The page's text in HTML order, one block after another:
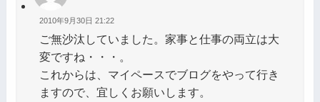
2010年9月30日 21:22
ご無沙汰していました。家事と仕事の両立は大
変ですね・・・。
これからは、マイペースでブログをやって行き
ますので、宜しくお願いします。